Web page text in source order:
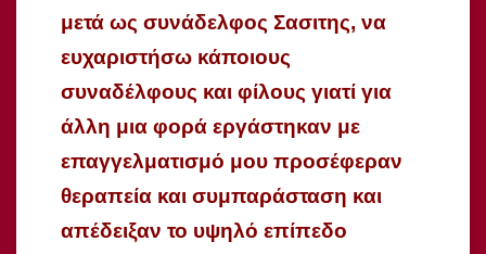
μετά ως συνάδελφος Σασιτης, να
ευχαριστήσω κάποιους
συναδέλφους και φίλους γιατί για
άλλη μια φορά εργάστηκαν με
επαγγελματισμό μου προσέφεραν
θεραπεία και συμπαράσταση και
απέδειξαν το υψηλό επίπεδο